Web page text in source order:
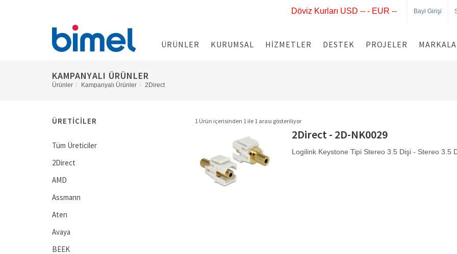
Döviz Kurları USD -- - EUR -- Bayi Girişi
ÜRÜNLER KURUMSAL HIZMETLER DESTEK PROJELER
KAMPANYALI ÜRÜNLER
Ürünler Kampanyalı Ürünler 2Direct
1 Ürün içerisinden 1 ile 1 arası gösteriliyor
2Direct - 2D-NK0029
Logilink Keystone Tipi Stereo 3.5 Dişi - Stereo 3.5
ÜRETICILER
Tüm Üreticiler
2Direct
AMD
Assmann
Aten
Avaya
BEEK